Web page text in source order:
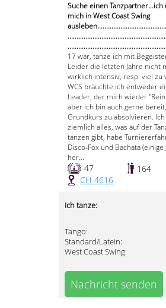
Suche einen
mich in West Coast Swing
17 war, tanze ich mit
Leider die letzten Jahre nicht
wirklich intensiv, resp. viel zu
WCS bräuchte ich entweder
Leader, der mich wieder
aber ich bin auch gerne
Grundkurs zu absolvieren.
ziemlich alles, was auf der
tanzen gibt, habe
Disco-Fox und Bachata (einige
her...
47
164
CH-4616
Ich tanze:
Tango:
Standard/Latein:
West Coast Swing:
Nachricht senden